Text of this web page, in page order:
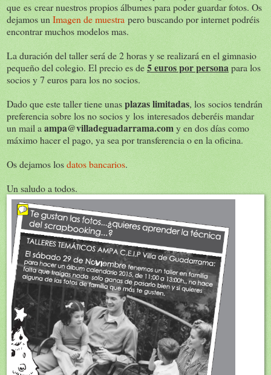
que es crear nuestros propios álbumes para poder guardar fotos. Os
dejamos un Imagen de muestra pero buscando por internet podréis
encontrar muchos modelos mas.
La duración del taller será de 2 horas y se realizará en el gimnasio
pequeño del colegio. El precio es de5 euros por personapara los
socios y 7 euros para los no socios.
Dado que este taller tiene unasplazas limitadas, los socios tendrán
preferencia sobre los no socios y los interesados deberéis mandar
un mail a ampa@villadeguadarrama.comy en dos días como
máximo hacer el pago, ya sea por transferencia o en la oficina.
Os dejamos losdatos bancarios.
Un saludo a todos.